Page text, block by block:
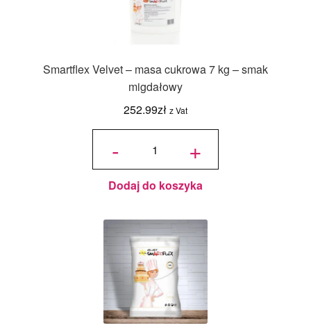
Smartflex Velvet – masa cukrowa 7 kg – smak
migdałowy
252.99zł z Vat
-
ilość
masa
cukrowa 7
kg - smak
migdałowy +
Dodaj do koszyka